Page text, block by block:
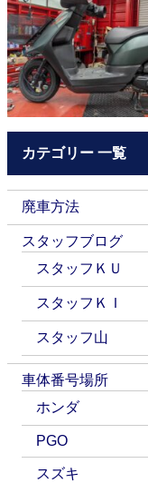
カテゴリー 一覧
廃車方法
スタッフブログ
スタッフＫＵ
スタッフＫＩ
スタッフ山
車体番号場所
ホンダ
PGO
スズキ